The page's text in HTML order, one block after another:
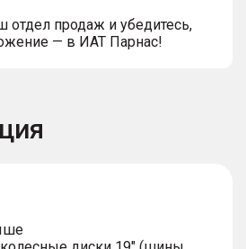
отдел продаж и убедитесь,
— в ИАТ Парнас!